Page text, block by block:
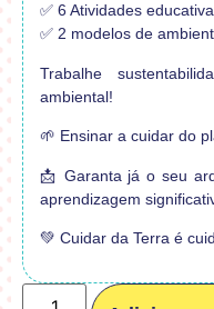
✅ 6 Atividades
✅ 2 modelos de
Trabalhe
ambiental!
🌱 Ensinar a cuidar do
📩 Garanta já o seu
aprendizagem
💚 Cuidar da Terra é